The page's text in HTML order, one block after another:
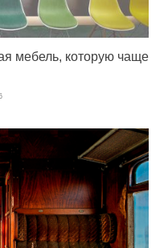
мебель, которую чаще